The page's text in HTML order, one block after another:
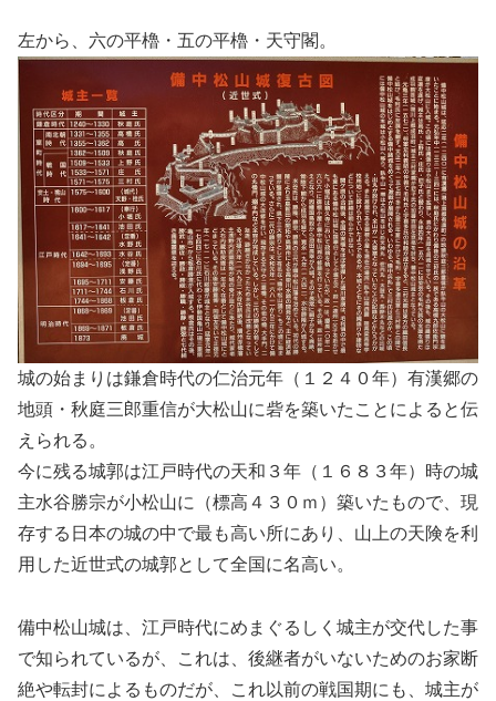
左から、六の平櫓・五の平櫓・天守閣。
城の始まりは鎌倉時代の仁治元年（１２４０年）有漢郷の
地頭・秋庭三郎重信が大松山に砦を築いたことによると伝
えられる。
今に残る城郭は江戸時代の天和３年（１６８３年）時の城
主水谷勝宗が小松山に（標高４３０ｍ）築いたもので、現
存する日本の城の中で最も高い所にあり、山上の天険を利
用した近世式の城郭として全国に名高い。
備中松山城は、江戸時代にめまぐるしく城主が交代した事
で知られているが、これは、後継者がいないためのお家断
絶や転封によるものだが、これ以前の戦国期にも、城主が